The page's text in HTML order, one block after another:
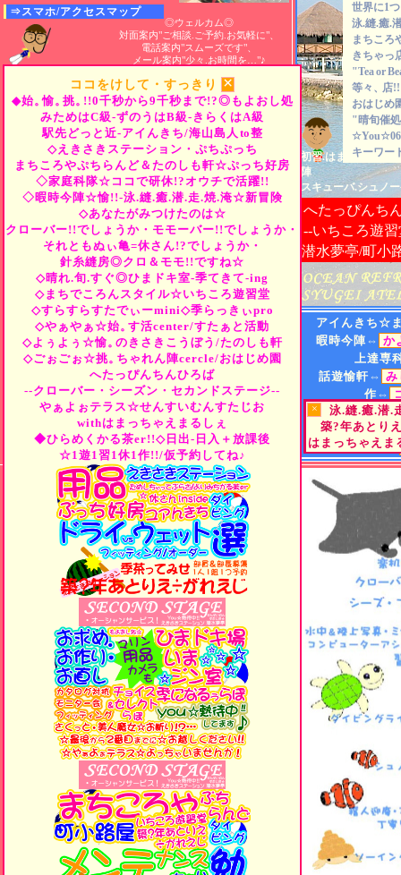
⇒スマホ/アクセスマップ
◎ウェルカム◎
対面案内"ご相談.ご予約.お気軽に"、
電話案内"スムーズです"、
メール案内"少々.お時間を…"♪
世界に1
泳.縫.癒.
まちころ
きちゃっ
"Teaor
等々、店
おはじめ
"晴旬催
キーワー
初習.はまっちゃえ
陣
スキューバ.シュノ
へたっぴんち
--いちころ遊習
潜水夢亭/町小
アイんきち☆
暇時今陣⇔ か
上達専
話遊愉軒⇔ み
作⇔
遊⇔ "Teaor
街⇔ ひらめく
町小路屋⇔
泳.縫.癒.潜.
築?年あとり
はまっちゃえ
×
ココをけして・すっきり ×
◆始。愉。挑。!!0千秒から9千秒まで!?◎もよおし処
みためはC級-ずのうはB級-きらくはA級
駅先どっと近-アイんきち/海山島人 to整
◇えきさきステーション・ぷちぷっち
まちころやぷちらんど＆たのしも軒☆ぷっち好房
◇家庭科隊☆ココで研休!?オウチで活躍!!
◇暇時今陣☆愉!!-泳.縫.癒.潜.走.焼.淹☆新冒険
◇あなたがみつけたのは☆
クローバー!!でしょうか・モモーバー!!でしょうか・
それともぬぃ亀=休さん!?でしょうか・
針糸縫房◎クロ＆モモ!!ですね☆
◇晴れ.旬.すぐ◎ひまドキ室-季てきて-ing
◇まちでころんスタイル☆いちころ遊習堂
◇すらすらすたでぃーmini◇季らっきぃpro
◇やぁやぁ☆始。す活center/すたぁと活動
◇よぅよぅ☆愉。のきさきこうぼう/たのしも軒
◇ごぉごぉ☆挑。ちゃれん陣cercle/おはじめ園
へたっぴんちんひろば
--クローバー・シーズン・セカンドステージ--
やぁよぉテラス☆せんすいむんすたじお
withはまっちゃえまるしぇ
◆ひらめくかる茶er!!◇日出-日入＋放課後
☆1遊1習1休1作!!/仮予約してね♪